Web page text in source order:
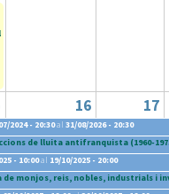
16 17
2024 - 20:30al 31/08/2026 - 20:30
de lluita antifranquista (1960-
- 10:00al 19/10/2025 - 20:00
de monjos, reis, nobles, industrials i